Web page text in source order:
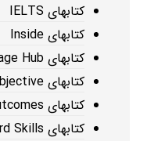
کتابهای IELTS
کتابهای Inside
کتابهای Language Hub
کتابهای Objective
کتابهای Outcomes
کتابهای Oxford Word Skills